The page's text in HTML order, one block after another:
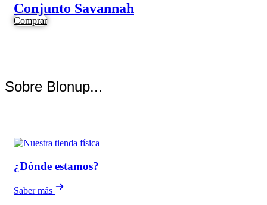
Conjunto Savannah
Comprar
Sobre Blonup...
¿Dónde estamos?
Saber más